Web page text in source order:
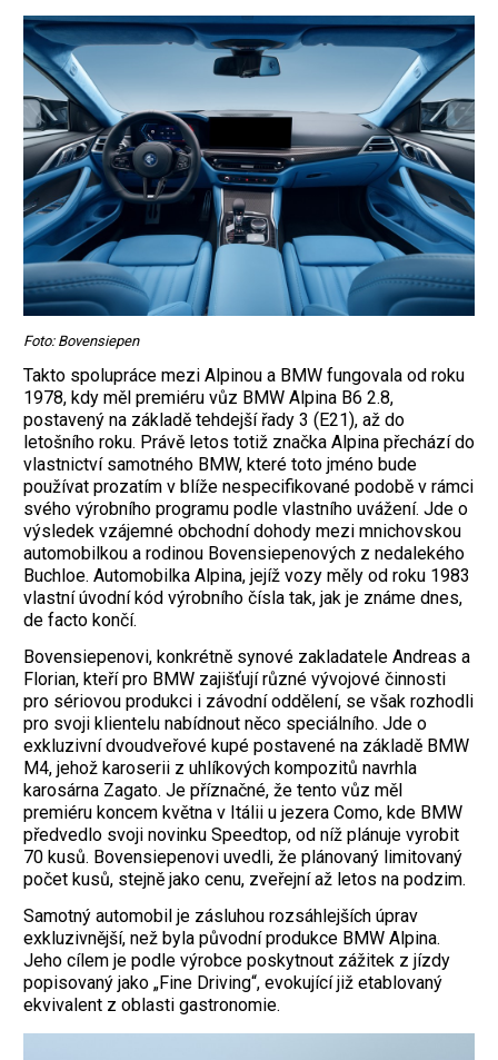
Foto: Bovensiepen
Takto spolupráce mezi Alpinou a BMW fungovala od roku
1978, kdy měl premiéru vůz BMW Alpina B6 2.8,
postavený na základě tehdejší řady 3 (E21), až do
letošního roku. Právě letos totiž značka Alpina přechází do
vlastnictví samotného BMW, které toto jméno bude
používat prozatím v blíže nespecifikované podobě v rámci
svého výrobního programu podle vlastního uvážení. Jde o
výsledek vzájemné obchodní dohody mezi mnichovskou
automobilkou a rodinou Bovensiepenových z nedalekého
Buchloe. Automobilka Alpina, jejíž vozy měly od roku 1983
vlastní úvodní kód výrobního čísla tak, jak je známe dnes,
de facto končí.
Bovensiepenovi, konkrétně synové zakladatele Andreas a
Florian, kteří pro BMW zajišťují různé vývojové činnosti
pro sériovou produkci i závodní oddělení, se však rozhodli
pro svoji klientelu nabídnout něco speciálního. Jde o
exkluzivní dvoudveřové kupé postavené na základě BMW
M4, jehož karoserii z uhlíkových kompozitů navrhla
karosárna Zagato. Je příznačné, že tento vůz měl
premiéru koncem května v Itálii u jezera Como, kde BMW
předvedlo svoji novinku Speedtop, od níž plánuje vyrobit
70 kusů. Bovensiepenovi uvedli, že plánovaný limitovaný
počet kusů, stejně jako cenu, zveřejní až letos na podzim.
Samotný automobil je zásluhou rozsáhlejších úprav
exkluzivnější, než byla původní produkce BMW Alpina.
Jeho cílem je podle výrobce poskytnout zážitek z jízdy
popisovaný jako „Fine Driving“, evokující již etablovaný
ekvivalent z oblasti gastronomie.